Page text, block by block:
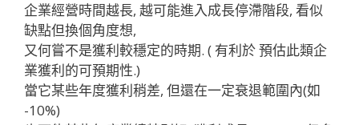
企業經營時間越長, 越可能進入成長停滯階段, 看似
缺點但換個角度想,
又何嘗不是獲利較穩定的時期. ( 有利於 預估此類企
業獲利的可預期性.)
當它某些年度獲利稍差, 但還在一定衰退範圍內(如
-10%)